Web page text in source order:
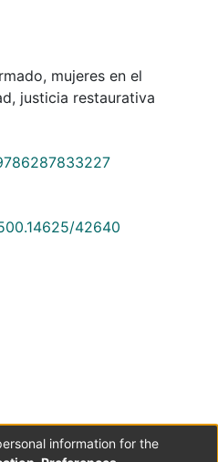
, mujeres en el
, justicia restaurativa
42640
information for the